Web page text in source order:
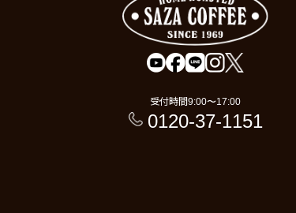
受付時間9:00〜17:00
0120-37-1151